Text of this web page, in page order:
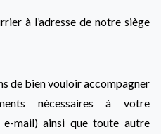
à l’adresse de notre siège
de bien vouloir accompagner
nécessaires à votre
mail) ainsi que toute autre